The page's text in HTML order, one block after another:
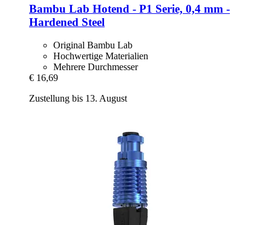
Bambu Lab Hotend -​ P1 Serie, 0,4 mm -​
Hardened Steel
Original Bambu Lab
Hochwertige Materialien
Mehrere Durchmesser
€ 16,69
Zustellung bis 13. August